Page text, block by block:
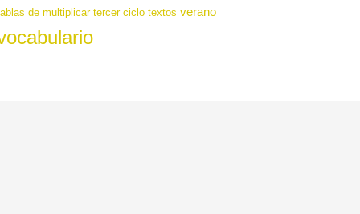
de multiplicar tercer ciclo textos verano